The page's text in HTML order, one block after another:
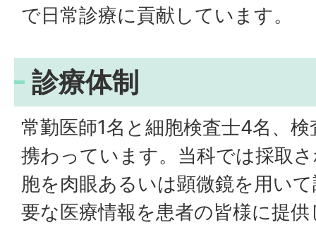
で日常診療に貢献しています。
診療体制
常勤医師1名と細胞検査士4名、
携わっています。当科では採取
胞を肉眼あるいは顕微鏡を用い
要な医療情報を患者の皆様に提